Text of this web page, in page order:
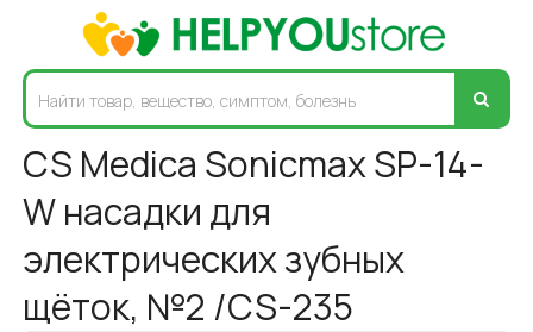
CS Medica Sonicmax SP-14-
W насадки для
электрических зубных
щёток, №2 /CS-235